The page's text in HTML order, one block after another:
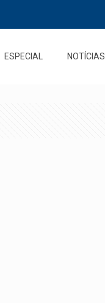
ESPECIAL NOTÍCIAS